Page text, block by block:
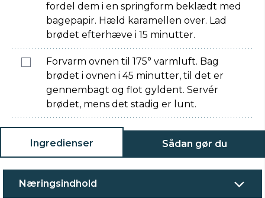
fordel dem i en springform beklædt med
bagepapir. Hæld karamellen over. Lad
brødet efterhæve i 15 minutter.
Forvarm ovnen til 175° varmluft. Bag
brødet i ovnen i 45 minutter, til det er
gennembagt og flot gyldent. Servér
brødet, mens det stadig er lunt.
Ingredienser Sådan gør du
Næringsindhold